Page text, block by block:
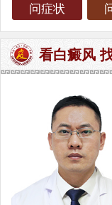
问症状
看白癜风